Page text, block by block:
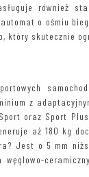
również
o ośmiu
który skutecznie
z
oraz Sport
aż 180 kg
Jest o 5 mm